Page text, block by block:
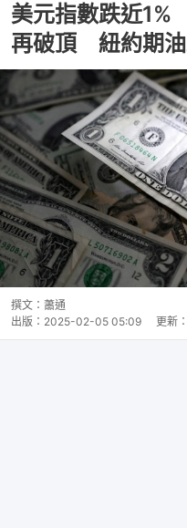
美元指數跌近
再破頂 紐約期
撰文： 蕭通
出版： 2025-02-05 05:09 更新：